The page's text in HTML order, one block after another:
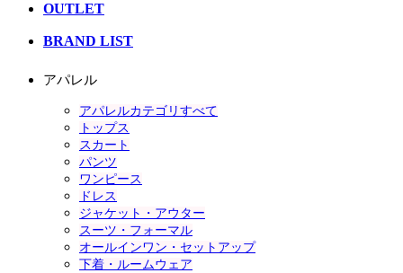
OUTLET
BRAND LIST
アパレル
アパレルカテゴリすべて
トップス
スカート
パンツ
ワンピース
ドレス
ジャケット・アウター
スーツ・フォーマル
オールインワン・セットアップ
下着・ルームウェア